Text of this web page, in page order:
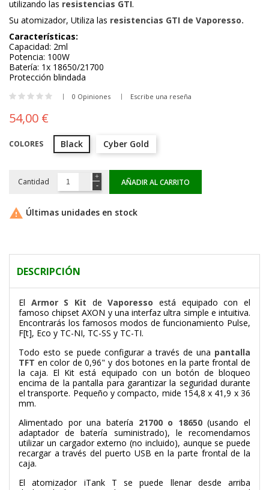
utilizando las resistencias GTI.
Su atomizador, Utiliza las resistencias GTI de Vaporesso.
Características:
Capacidad: 2ml
Potencia: 100W
Batería: 1x 18650/21700
Protección blindada
0 Opiniones Escribe una reseña
54,00 €
COLORES Black Cyber Gold
Cantidad AÑADIR AL CARRITO
 Últimas unidades en stock
DESCRIPCIÓN
El Armor S Kit deVaporesso está equipado con el
famoso chipset AXON y una interfaz ultra simple e intuitiva.
Encontrarás los famosos modos de funcionamiento Pulse,
F[t], Eco y TC-NI, TC-SS y TC-TI.
Todo esto se puede configurar a través de una pantalla
TFT en color de 0,96" y dos botones en la parte frontal de
la caja. El Kit está equipado con un botón de bloqueo
encima de la pantalla para garantizar la seguridad durante
el transporte. Pequeño y compacto, mide 154,8 x 41,9 x 36
mm.
Alimentado por una batería 21700 o 18650(usando el
adaptador de batería suministrado), le recomendamos
utilizar un cargador externo (no incluido), aunque se puede
recargar a través del puerto USB en la parte frontal de la
caja.
El atomizador iTank T se puede llenar desde arriba